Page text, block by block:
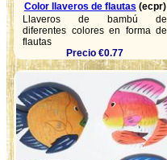
Color llaveros de flautas (ecpr)
Llaveros de bambú de
diferentes colores en forma de
flautas
Precio €0.77